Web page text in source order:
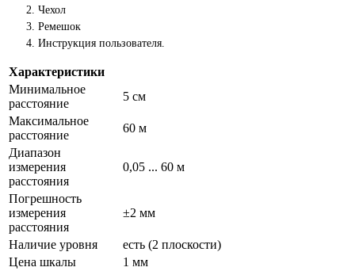
Чехол
Ремешок
Инструкция пользователя.
Характеристики
Минимальное
расстояние
5 см
Максимальное
расстояние
60 м
Диапазон
измерения
расстояния
0,05 ... 60 м
Погрешность
измерения
расстояния
±2 мм
Наличие уровня
есть (2 плоскости)
Цена шкалы
1 мм